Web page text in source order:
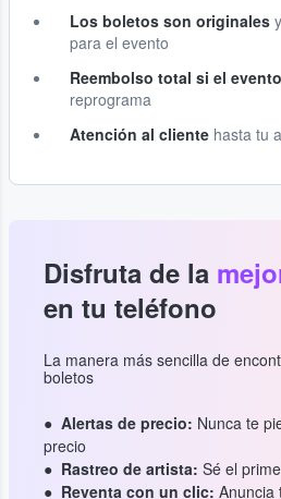
Los boletos son originales
para el evento
Reembolso total si el
reprograma
Atención al cliente hasta tu
Disfruta de la
en tu teléfono
La manera más sencilla de
boletos
Alertas de precio: Nunca te
precio
Rastreo de artista: Sé el
Reventa con un clic: Anuncia